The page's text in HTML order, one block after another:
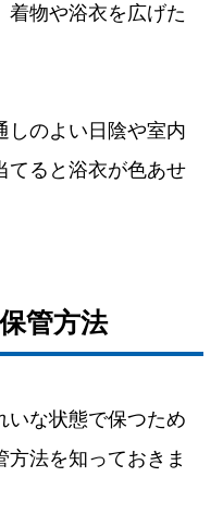
着物や浴衣を広げた
しのよい日陰や室内
てると浴衣が色あせ
管方法
いな状態で保つため
方法を知っておきま